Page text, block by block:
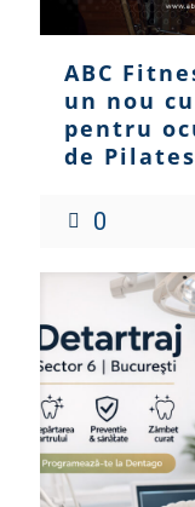
ABC
un nou
pentru
de
0